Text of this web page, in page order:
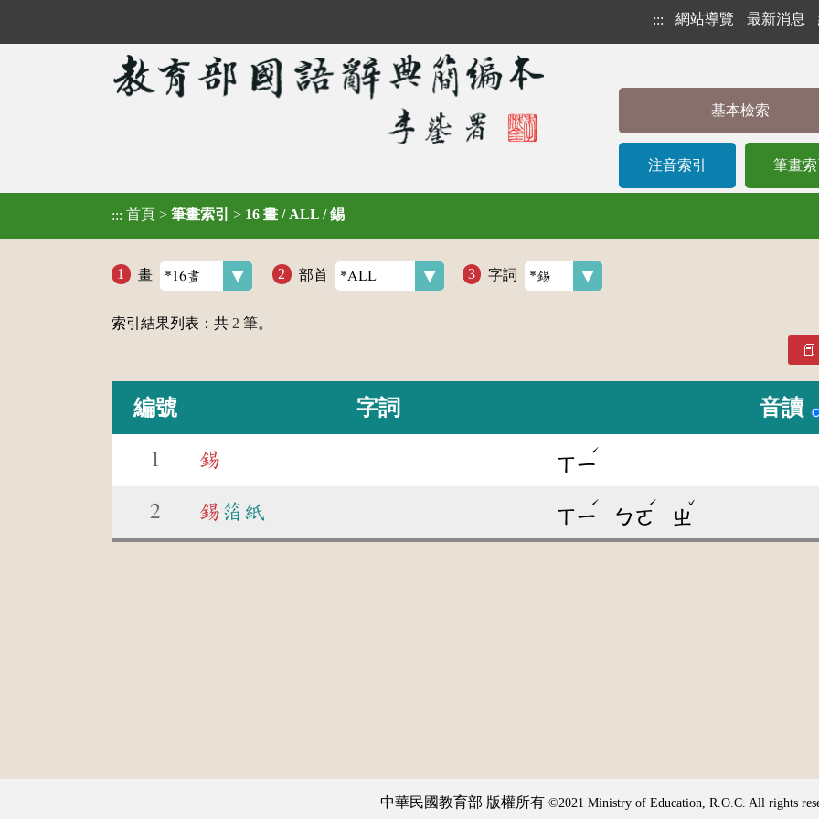
::: 網站導覽 最新消息
基本檢索
注音索引 筆畫索
::: 首頁 > 筆畫索引 > 16 畫 / ALL / 錫
畫 部首 字詞
索引結果列表：共 2 筆。
編號 字詞 音讀
1 錫 ㄒㄧ
ˊ
2 錫 箔紙 ㄒㄧ
ˊ
ㄅㄛ
ˊ
ㄓ
ˇ
中華民國教育部 版權所有 ©2021 Ministry of Education, R.O.C. All rights